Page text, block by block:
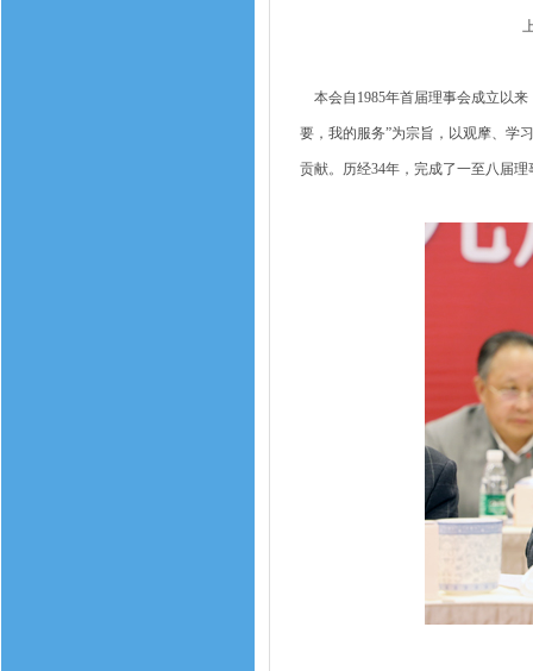
本会自1985年首届理事会成立以来
要，我的服务”为宗旨，以观摩、学
贡献。历经34年，完成了一至八届